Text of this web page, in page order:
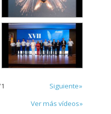
Siguiente»
Ver más vídeos»